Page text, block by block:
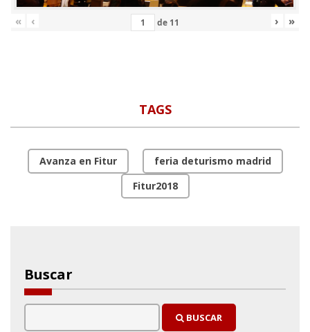
« ‹ de 11 › »
TAGS
Avanza en Fitur
feria deturismo madrid
Fitur2018
Buscar
BUSCAR